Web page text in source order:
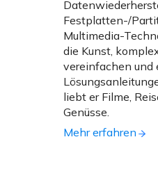
Festplatten-/
Multimedia-
die Kunst,
vereinfachen und
liebt er Filme,
Genüsse.
Mehr erfahren